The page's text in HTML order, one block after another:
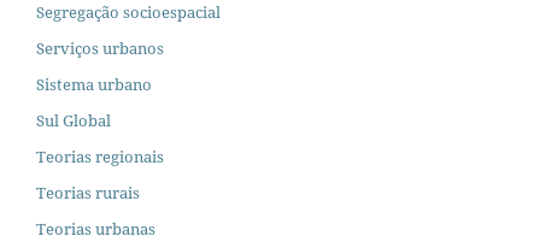
Segregação socioespacial
Serviços urbanos
Sistema urbano
Sul Global
Teorias regionais
Teorias rurais
Teorias urbanas